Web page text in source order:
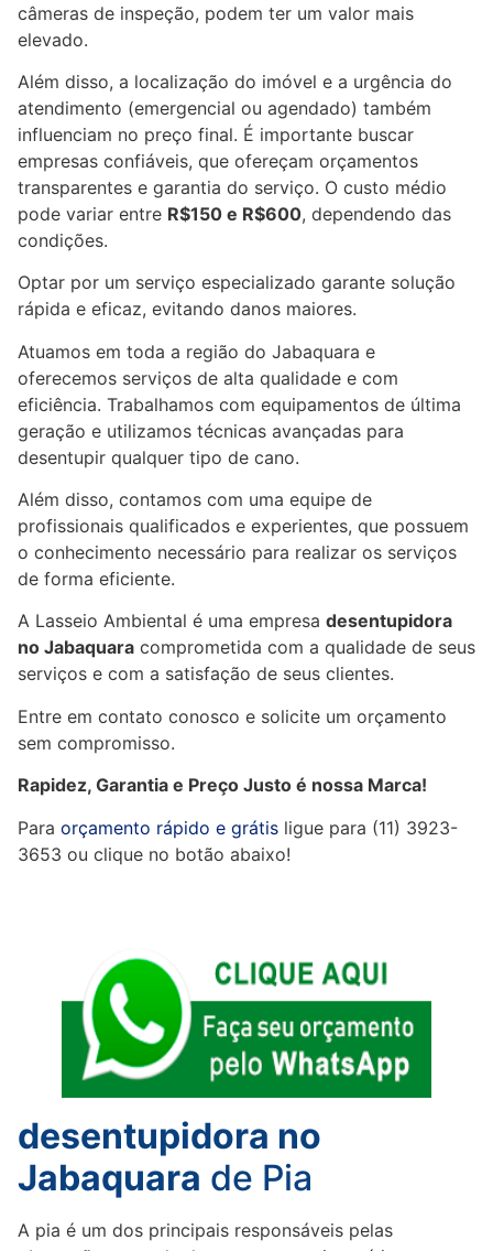
câmeras de inspeção, podem ter um valor mais
elevado.
Além disso, a localização do imóvel e a urgência do
atendimento (emergencial ou agendado) também
influenciam no preço final. É importante buscar
empresas confiáveis, que ofereçam orçamentos
transparentes e garantia do serviço. O custo médio
pode variar entre R$150 e R$600, dependendo das
condições.
Optar por um serviço especializado garante solução
rápida e eficaz, evitando danos maiores.
Atuamos em toda a região do Jabaquara e
oferecemos serviços de alta qualidade e com
eficiência. Trabalhamos com equipamentos de última
geração e utilizamos técnicas avançadas para
desentupir qualquer tipo de cano.
Além disso, contamos com uma equipe de
profissionais qualificados e experientes, que possuem
o conhecimento necessário para realizar os serviços
de forma eficiente.
A Lasseio Ambiental é uma empresa desentupidora
no Jabaquara comprometida com a qualidade de seus
serviços e com a satisfação de seus clientes.
Entre em contato conosco e solicite um orçamento
sem compromisso.
Rapidez, Garantia e Preço Justo é nossa Marca!
Para orçamento rápido e grátis ligue para (11) 3923-
3653 ou clique no botão abaixo!
desentupidora no
Jabaquara de Pia
A pia é um dos principais responsáveis pelas